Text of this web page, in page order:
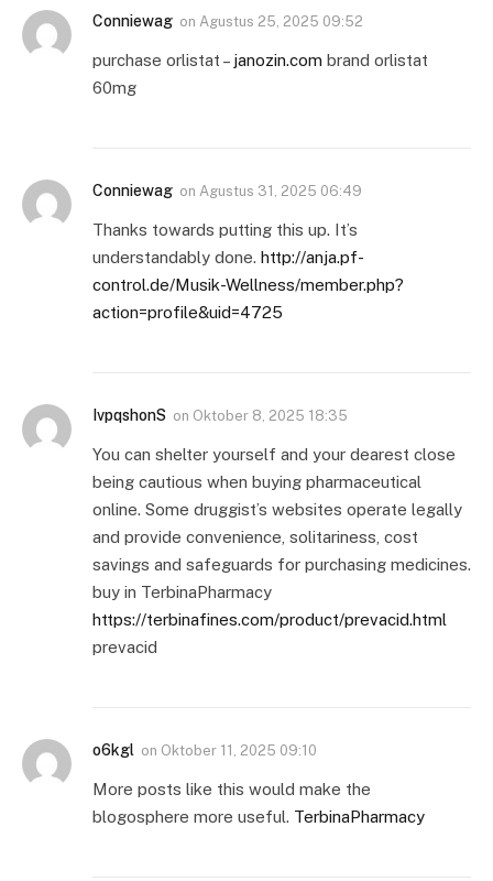
Conniewag on Agustus 25, 2025 09:52
purchase orlistat – janozin.com brand orlistat
60mg
Conniewag on Agustus 31, 2025 06:49
Thanks towards putting this up. It’s
understandably done. http://anja.pf-
control.de/Musik-Wellness/member.php?
action=profile&uid=4725
IvpqshonS on Oktober 8, 2025 18:35
You can shelter yourself and your dearest close
being cautious when buying pharmaceutical
online. Some druggist’s websites operate legally
and provide convenience, solitariness, cost
savings and safeguards for purchasing medicines.
buy in TerbinaPharmacy
https://terbinafines.com/product/prevacid.html
prevacid
o6kgl on Oktober 11, 2025 09:10
More posts like this would make the
blogosphere more useful. TerbinaPharmacy